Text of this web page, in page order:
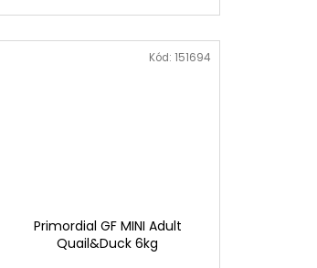
Primordial GF MINI Adult
Quail&Duck 6kg
Kód: 151694